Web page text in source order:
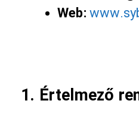
Web:
1. Értelmező